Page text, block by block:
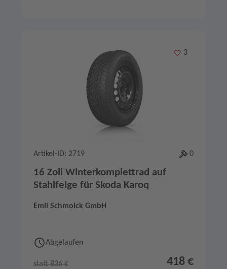
Merken
3
Artikel-ID: 2719 0
16 Zoll Winterkomplettrad auf
Stahlfelge für Skoda Karoq
Emil Schmolck GmbH
Abgelaufen
statt 836 € 418 €